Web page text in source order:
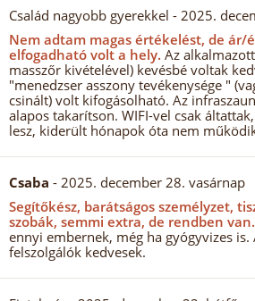
Család nagyobb gyerekkel - 2025.
Nem adtam magas értékelést, de
elfogadható volt a hely. Az
masszőr kivételével) kevésbé voltak
"menedzser asszony tevékenysége "
csinált) volt kifogásolható. Az
alapos takarítson. WIFI-vel csak
lesz, kiderült hónapok óta nem
Csaba - 2025. december 28. vasárnap
Segítőkész, barátságos személyzet,
szobák, semmi extra, de rendben van.
ennyi embernek, még ha gyógyvizes
felszolgálók kedvesek.